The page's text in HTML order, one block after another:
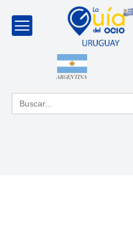
ARGENTINA
Buscar: